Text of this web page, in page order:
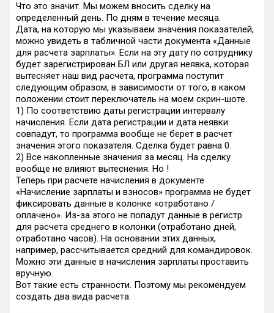
Что это значит. Мы можем вносить сделку на
определенный день. По дням в течение месяца.
Дата, на которую мы указываем значения показателей,
можно увидеть в табличной части документа «Данные
для расчета зарплаты». Если на эту дату по сотруднику
будет зарегистрирован БЛ или другая неявка, которая
вытесняет наш вид расчета, программа поступит
следующим образом, в зависимости от того, в каком
положении стоит переключатель на моем скрин-шоте.
1) По соответствию даты регистрации интервалу
начисления. Если дата регистрации и дата неявки
совпадут, то программа вообще не берет в расчет
значения этого показателя. Сделка будет равна 0.
2) Все накопленные значения за месяц. На сделку
вообще не влияют вытеснения. Но !
Теперь при расчете начисления в документе
«Начисление зарплаты и взносов» программа не будет
фиксировать данные в колонке «отработано /
оплачено». Из-за этого не попадут данные в регистр
для расчета среднего в колонки (отработано дней,
отработано часов). На основании этих данных,
например, рассчитывается средний для командировок.
Можно эти данные в начисления зарплаты проставить
вручную.
Вот такие есть странности. Поэтому мы рекомендуем
создать два вида расчета.